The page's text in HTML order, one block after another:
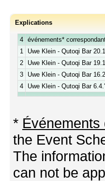
Explications
4 événements*
1
Uwe Klein - Qutoqi Bar
2
Uwe Klein - Qutoqi Bar
3
Uwe Klein - Qutoqi Bar
4
Uwe Klein - Qutoqi Bar
*
the Event
The
can not be